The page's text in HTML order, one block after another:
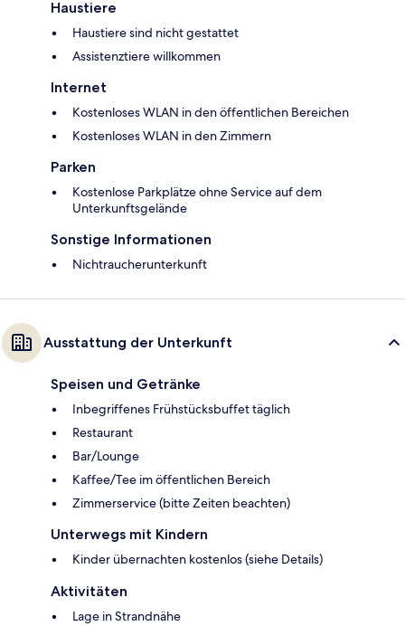
Haustiere
Haustiere sind nicht gestattet
Assistenztiere willkommen
Internet
Kostenloses WLAN in den öffentlichen Bereichen
Kostenloses WLAN in den Zimmern
Parken
Kostenlose Parkplätze ohne Service auf dem
Unterkunftsgelände
Sonstige Informationen
Nichtraucherunterkunft
Ausstattung der Unterkunft
Speisen und Getränke
Inbegriffenes Frühstücksbuffet täglich
Restaurant
Bar/Lounge
Kaffee/Tee im öffentlichen Bereich
Zimmerservice (bitte Zeiten beachten)
Unterwegs mit Kindern
Kinder übernachten kostenlos (siehe Details)
Aktivitäten
Lage in Strandnähe